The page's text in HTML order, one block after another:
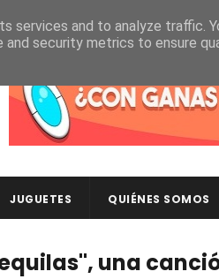
JUGUETES QUIÉNES SOMOS
una
services and to analyze traffic.
security metrics to ensure